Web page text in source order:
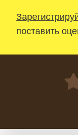
поставить